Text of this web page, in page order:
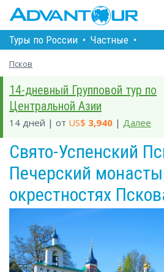
Туры по Росcии • Частные •
Псков
14-дневный Групповой тур по
Центральной Азии
14 дней | от US$ 3,940 | Далее
Свято-Успенский
Печерский
окрестностях